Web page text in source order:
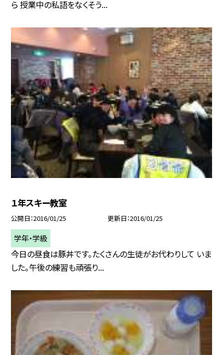
ら 授業中の私語をなくそう...
１年スキー教室
公開日 2016/01/25 更新日 2016/01/25
学年・学級
今日の昼食は豚丼です。たくさんの生徒がお代わりして いま
した。午後の練習も頑張り...